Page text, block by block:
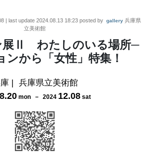
| last update 2024.08.13 18:23posted by gallery 兵庫県
立美術館
展Ⅱ わたしのいる場所─
ンから「女性」特集！
| 兵庫県立美術館
.20 mon－ 2024 12.08 sat